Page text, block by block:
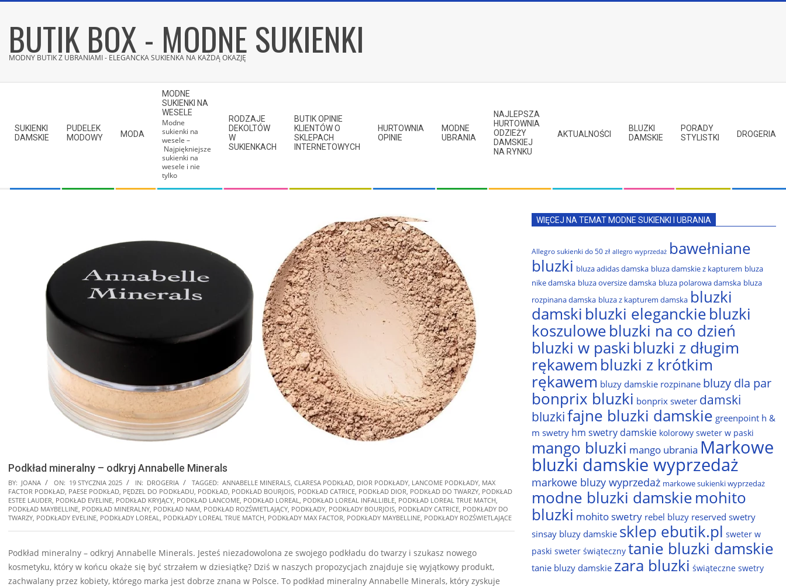
contentBUTIK BOX - MODNE SUKIENKI
MODNY BUTIK Z UBRANIAMI - ELEGANCKA SUKIENKA NA KAŻDĄ OKAZJĘ
SUKIENKI
DAMSKIE
PUDELEK
MODOWY
MODA
MODNE
SUKIENKI NA
WESELE
Modne
sukienki na
wesele –
Najpiękniejsze
sukienki na
wesele i nie
tylko
RODZAJE
DEKOLTÓW
W
SUKIENKACH
BUTIK OPINIE
KLIENTÓW O
SKLEPACH
INTERNETOWYCH
HURTOWNIA
OPINIE
MODNE
UBRANIA
NAJLEPSZA
HURTOWNIA
ODZIEŻY
DAMSKIEJ
NA RYNKU
AKTUALNOŚCI
BLUZKI
DAMSKIE
PORADY
STYLISTKI
DROGERIA
Podkład mineralny – odkryj Annabelle Minerals
BY: JOANA ON: 19 STYCZNIA 2025 IN: DROGERIA TAGGED: ANNABELLE MINERALS, CLARESA PODKŁAD, DIOR PODKŁADY, LANCOME PODKŁADY, MAX
FACTOR PODKŁAD, PAESE PODKŁAD, PĘDZEL DO PODKŁADU, PODKŁAD, PODKŁAD BOURJOIS, PODKŁAD CATRICE, PODKŁAD DIOR, PODKŁAD DO TWARZY, PODKŁAD
ESTEE LAUDER, PODKŁAD EVELINE, PODKŁAD KRYJĄCY, PODKŁAD LANCOME, PODKŁAD LOREAL, PODKŁAD LOREAL INFALLIBLE, PODKŁAD LOREAL TRUE MATCH,
PODKŁAD MAYBELLINE, PODKŁAD MINERALNY, PODKŁAD NAM, PODKŁAD ROZŚWIETLAJĄCY, PODKŁADY, PODKŁADY BOURJOIS, PODKŁADY CATRICE, PODKŁADY DO
TWARZY, PODKŁADY EVELINE, PODKŁADY LOREAL, PODKŁADY LOREAL TRUE MATCH, PODKŁADY MAX FACTOR, PODKŁADY MAYBELLINE, PODKŁADY ROZŚWIETLAJĄCE
Podkład mineralny – odkryj Annabelle Minerals. Jesteś niezadowolona ze swojego podkładu do twarzy i szukasz nowego
kosmetyku, który w końcu okaże się być strzałem w dziesiątkę? Dziś w naszych propozycjach znajduje się wyjątkowy produkt,
zachwalany przez kobiety, którego marka jest dobrze znana w Polsce. To podkład mineralny Annabelle Minerals, który zyskuje
WIĘCEJ NA TEMAT MODNE SUKIENKI I UBRANIA
Allegro sukienki do 50 zł allegro wyprzedaż bawełniane
bluzki bluza adidas damska bluza damskie z kapturem bluza
nike damska bluza oversize damska bluza polarowa damska bluza
rozpinana damska bluza z kapturem damska bluzki
damski bluzki eleganckie bluzki
koszulowe bluzki na co dzień
bluzki w paski bluzki z długim
rękawem bluzki z krótkim
rękawem bluzy damskie rozpinane bluzy dla par
bonprix bluzki bonprix sweter damski
bluzkifajne bluzki damskie greenpoint h &
m swetry hm swetry damskie kolorowy sweter w paski
mango bluzki mango ubrania Markowe
bluzki damskie wyprzedaż
markowe bluzy wyprzedaż markowe sukienki wyprzedaż
modne bluzki damskiemohito
bluzki mohito swetry rebel bluzy reserved swetry
sinsay bluzy damskie sklep ebutik.pl sweter w
paski sweter świąteczny tanie bluzki damskie
tanie bluzy damskie zara bluzki świąteczne swetry